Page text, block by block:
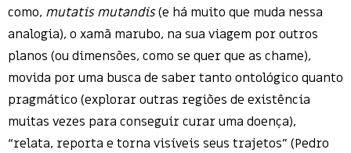
como, mutatis mutandis(e há muito que muda nessa
analogia), o xamã marubo, na sua viagem por outros
planos (ou dimensões, como se quer que as chame),
movida por uma busca de saber tanto ontológico quanto
pragmático (explorar outras regiões de existência
muitas vezes para conseguir curar uma doença),
“relata, reporta e torna visíveis seus trajetos” (Pedro